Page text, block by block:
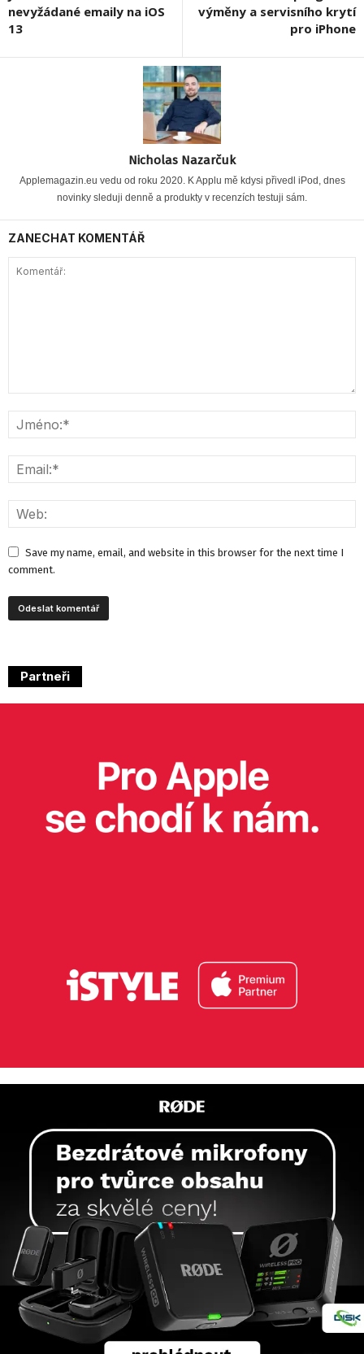
nevyžádané emaily na iOS
13
výměny a servisního krytí
pro iPhone
Nicholas Nazarčuk
Applemagazin.eu vedu od roku 2020. K Applu mě kdysi přivedl iPod, dnes
novinky sleduji denně a produkty v recenzích testuji sám.
ZANECHAT KOMENTÁŘ
Save my name, email, and website in this browser for the next time I
comment.
Partneři